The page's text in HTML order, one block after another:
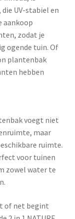
UV-stabiel en
aankoop
zodat je
ogende tuin. Of
plantenbak
hebben
voegt niet
maar
ruimte.
voor tuinen
zowel water te
of net begint